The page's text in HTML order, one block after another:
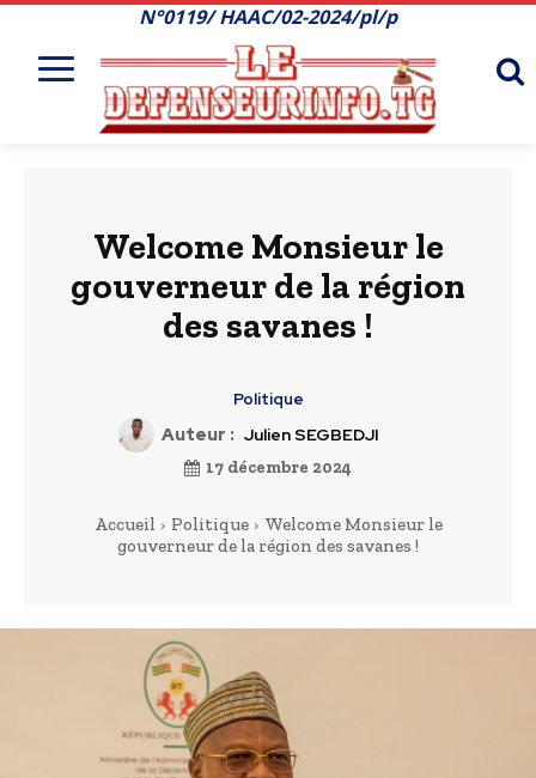
N°0119/ HAAC/02-2024/pl/p
Welcome Monsieur le
gouverneur de la région
des savanes !
Politique
Auteur : Julien SEGBEDJI
17 décembre 2024
Accueil Politique
Welcome Monsieur le
gouverneur de la région des savanes !